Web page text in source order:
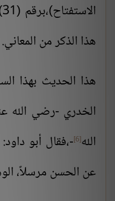
هذا الذكر من المعاني.
هذا الحديث بهذا
الخدري -رضي الله
الله[6] -،فقال أبو
عن الحسن مرسلاً،